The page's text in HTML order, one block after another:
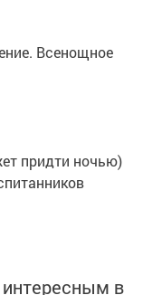
Всенощное
придти ночью)
в